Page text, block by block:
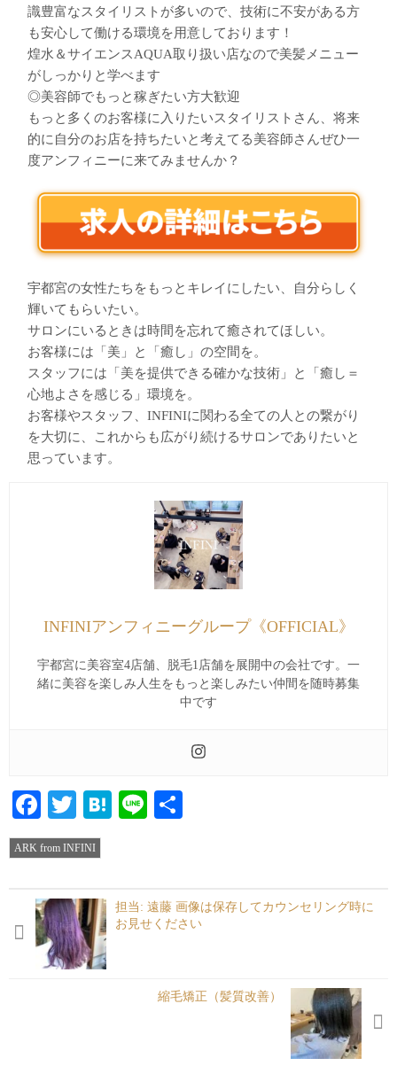
識豊富なスタイリストが多いので、技術に不安がある方
も安心して働ける環境を用意しております！
煌水＆サイエンスAQUA取り扱い店なので美髪メニュー
がしっかりと学べます
◎美容師でもっと稼ぎたい方大歓迎
もっと多くのお客様に入りたいスタイリストさん、将来
的に自分のお店を持ちたいと考えてる美容師さんぜひ一
度アンフィニーに来てみませんか？
宇都宮の女性たちをもっとキレイにしたい、自分らしく
輝いてもらいたい。
サロンにいるときは時間を忘れて癒されてほしい。
お客様には「美」と「癒し」の空間を。
スタッフには「美を提供できる確かな技術」と「癒し＝
心地よさを感じる」環境を。
お客様やスタッフ、INFINIに関わる全ての人との繋がり
を大切に、これからも広がり続けるサロンでありたいと
思っています。
INFINIアンフィニーグループ《OFFICIAL》
宇都宮に美容室4店舗、脱毛1店舗を展開中の会社です。一
緒に美容を楽しみ人生をもっと楽しみたい仲間を随時募集
中です
Facebook
TwitterHatena
Line
ARK from INFINI
担当: 遠藤 画像は保存してカウンセリング時に
お見せください︎
縮毛矯正（髪質改善）